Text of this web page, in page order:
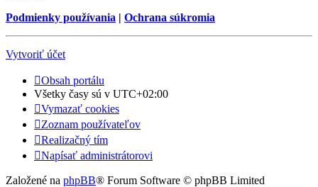
Podmienky používania | Ochrana súkromia
Vytvoriť účet
Obsah portálu
Všetky časy sú v UTC+02:00
Vymazať cookies
Zoznam používateľov
Realizačný tím
Napísať administrátorovi
Založené na phpBB® Forum Software © phpBB Limited